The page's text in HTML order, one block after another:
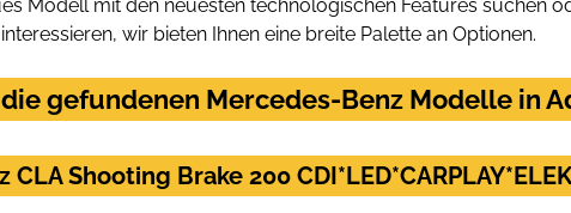
Modell mit den neuesten technologischen Features suchen
wir bieten Ihnen eine breite Palette an Optionen.
gefundenen Mercedes-Benz Modelle in
Shooting Brake 200